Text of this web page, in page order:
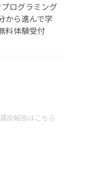
ログラミング
から進んで学
料体験受付
違反報告はこちら